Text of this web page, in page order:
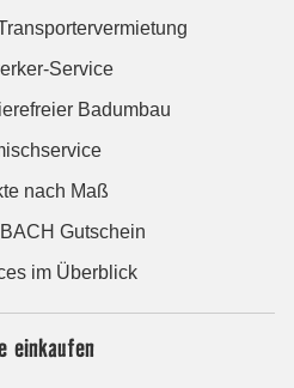
Service
Badumbau
nach Maß
Gutschein
im Überblick
einkaufen